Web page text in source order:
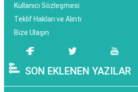
Kullanıcı Sözleşmesi
Teklif Hakları ve Alıntı
Bize Ulaşın
SON EKLENEN YAZILAR